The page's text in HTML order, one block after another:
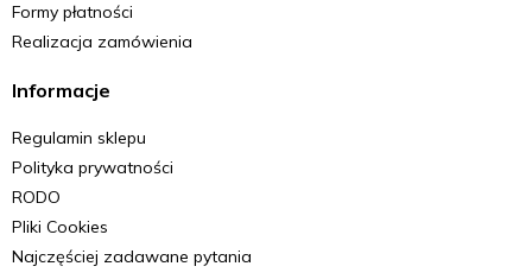
Formy płatności
Realizacja zamówienia
Informacje
Regulamin sklepu
Polityka prywatności
RODO
Pliki Cookies
Najczęściej zadawane pytania